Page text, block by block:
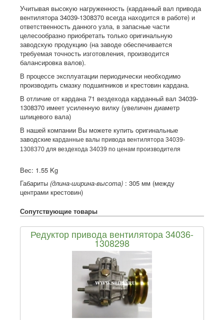
Учитывая высокую нагруженность (карданный вал привода
вентилятора 34039-1308370 всегда находится в работе) и
ответственность данного узла, в запасные части
целесообразно приобретать только оригинальную
заводскую продукцию (на заводе обеспечивается
требуемая точность изготовления, производится
балансировка валов).
В процессе эксплуатации периодически необходимо
производить смазку подшипников и крестовин кардана.
В отличие от кардана 71 вездехода карданный вал 34039-
1308370 имеет усиленную вилку (увеличен диаметр
шлицевого вала)
В нашей компании Вы можете купить оригинальные
заводские карданные валы привода вентилятора 34039-
1308370 для вездехода 34039 по ценам производителя
Вес: 1.55 Kg
Габариты (длина-ширина-высота) : 305 мм (между
центрами крестовин)
Сопутствующие товары
Редуктор привода вентилятора 34036-
1308298